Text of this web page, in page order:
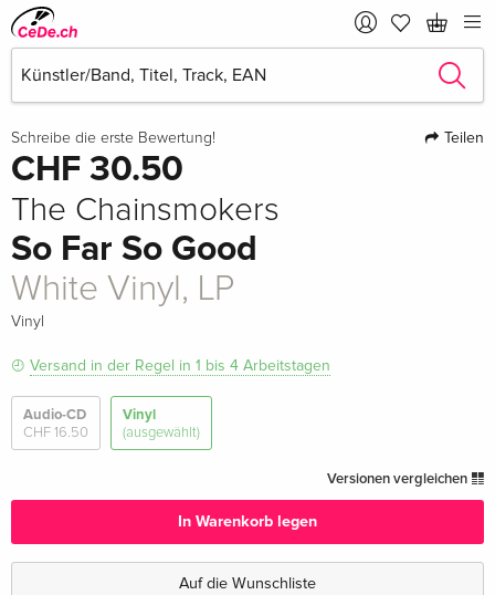
1 Bild·1 Video
Schreibe die erste Bewertung! Teilen
CHF 30.50
The Chainsmokers
So Far So Good
White Vinyl, LP
Vinyl
Versand in der Regel in 1 bis 4 Arbeitstagen
Audio-CD
CHF 16.50
Vinyl
(ausgewählt)
Versionen vergleichen
In Warenkorb legen
Auf die Wunschliste